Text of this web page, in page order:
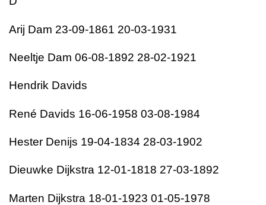
Arij Dam 23-09-1861 20-03-1931
Neeltje Dam 06-08-1892 28-02-1921
Hendrik Davids
René Davids 16-06-1958 03-08-1984
Hester Denijs 19-04-1834 28-03-1902
Dieuwke Dijkstra 12-01-1818 27-03-1892
Marten Dijkstra 18-01-1923 01-05-1978